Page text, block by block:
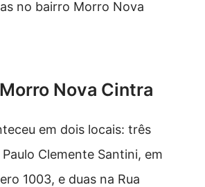
no bairro Morro Nova
Nova Cintra
em dois locais: três
Clemente Santini, em
1003, e duas na Rua